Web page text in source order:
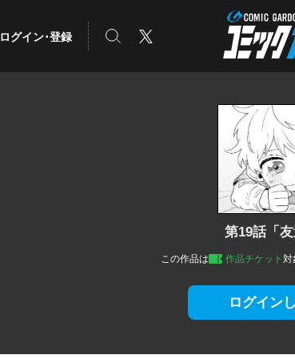
コミッ
ログイン･登録 検索 X
第19話「友
この作品は 作品チケット 対
ログイン